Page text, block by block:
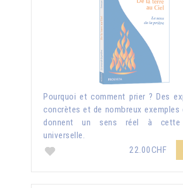
Pourquoi et comment prier ? Des
concrètes et de nombreux exemples
donnent un sens réel à cette
universelle.
22.00CHF